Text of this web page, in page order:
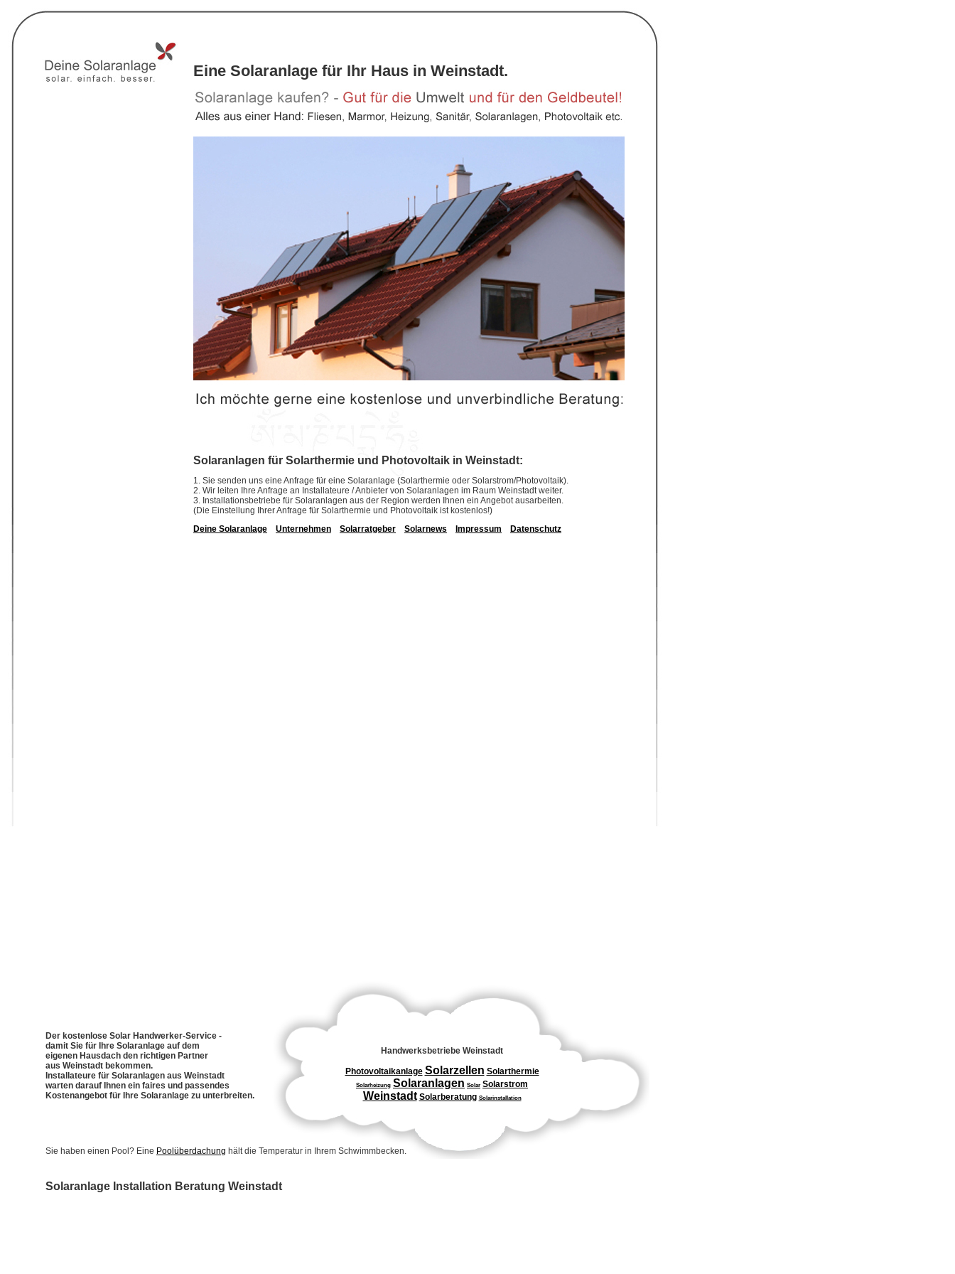
Eine Solaranlage für Ihr Haus in Weinstadt.
Solaranlagen für Solarthermie und Photovoltaik in Weinstadt:
1. Sie senden uns eine Anfrage für eine Solaranlage (Solarthermie oder Solarstrom/Photovoltaik).
2. Wir leiten Ihre Anfrage an Installateure / Anbieter von Solaranlagen im Raum Weinstadt weiter.
3. Installationsbetriebe für Solaranlagen aus der Region werden Ihnen ein Angebot ausarbeiten.
(Die Einstellung Ihrer Anfrage für Solarthermie und Photovoltaik ist kostenlos!)
Deine Solaranlage
Unternehmen Solarratgeber Solarnews Impressum Datenschutz
Der kostenlose Solar Handwerker-Service -
damit Sie für Ihre Solaranlage auf dem
eigenen Hausdach den richtigen Partner
aus Weinstadt bekommen.
Installateure für Solaranlagen aus Weinstadt
warten darauf Ihnen ein faires und passendes
Kostenangebot für Ihre Solaranlage zu unterbreiten.
Handwerksbetriebe Weinstadt
Photovoltaikanlage Solarzellen Solarthermie
Solarheizung Solaranlagen Solar Solarstrom
Weinstadt Solarberatung Solarinstallation
Sie haben einen Pool? Eine Poolüberdachung hält die Temperatur in Ihrem Schwimmbecken.
Solaranlage Installation Beratung Weinstadt